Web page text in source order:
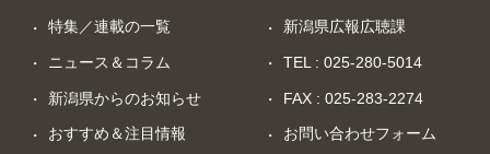
特集／連載の一覧
ニュース＆コラム
新潟県からのお知らせ
おすすめ＆注目情報
新潟県広報広聴課
TEL : 025-280-5014
FAX : 025-283-2274
お問い合わせフォーム